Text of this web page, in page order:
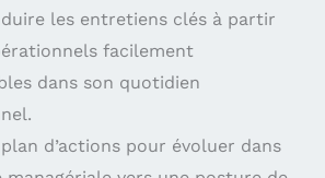
les entretiens clés à partir
facilement
dans son quotidien
d’actions pour évoluer dans